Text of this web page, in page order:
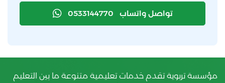
تواصل واتساب 0533144770
مؤسسة تربوية تقدم خدمات تعليمية متنوعة ما بين التعليم